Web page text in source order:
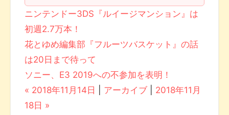
ニンテンドー3DS『ルイージマンション』は
初週2.7万本！
花とゆめ編集部『フルーツバスケット』の話
は20日まで待って
ソニー、E3 2019への不参加を表明！
« 2018年11月14日
アーカイブ
2018年11月
18日 »